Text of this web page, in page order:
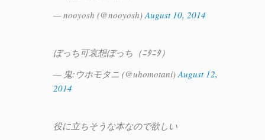
— nooyosh (@nooyosh) August 10, 2014
ぼっち可哀想ぼっち（ﾆﾀﾆﾀ）
— 鬼:ウホモタニ (@uhomotani) August 12,
2014
役に立ちそうな本なので欲しい